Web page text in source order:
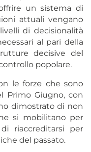
un sistema di
attuali vengano
di decisionalità
al pari della
decisive del
popolare.
le forze che sono
Primo Giugno, con
dimostrato di non
si mobilitano per
riaccreditarsi per
del passato.